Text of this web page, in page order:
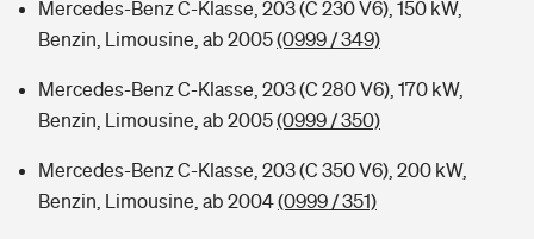
Mercedes-Benz C-Klasse, 203 (C 230 V6), 150 kW,
Benzin, Limousine, ab 2005(0999 / 349)
Mercedes-Benz C-Klasse, 203 (C 280 V6), 170 kW,
Benzin, Limousine, ab 2005(0999 / 350)
Mercedes-Benz C-Klasse, 203 (C 350 V6), 200 kW,
Benzin, Limousine, ab 2004(0999 / 351)